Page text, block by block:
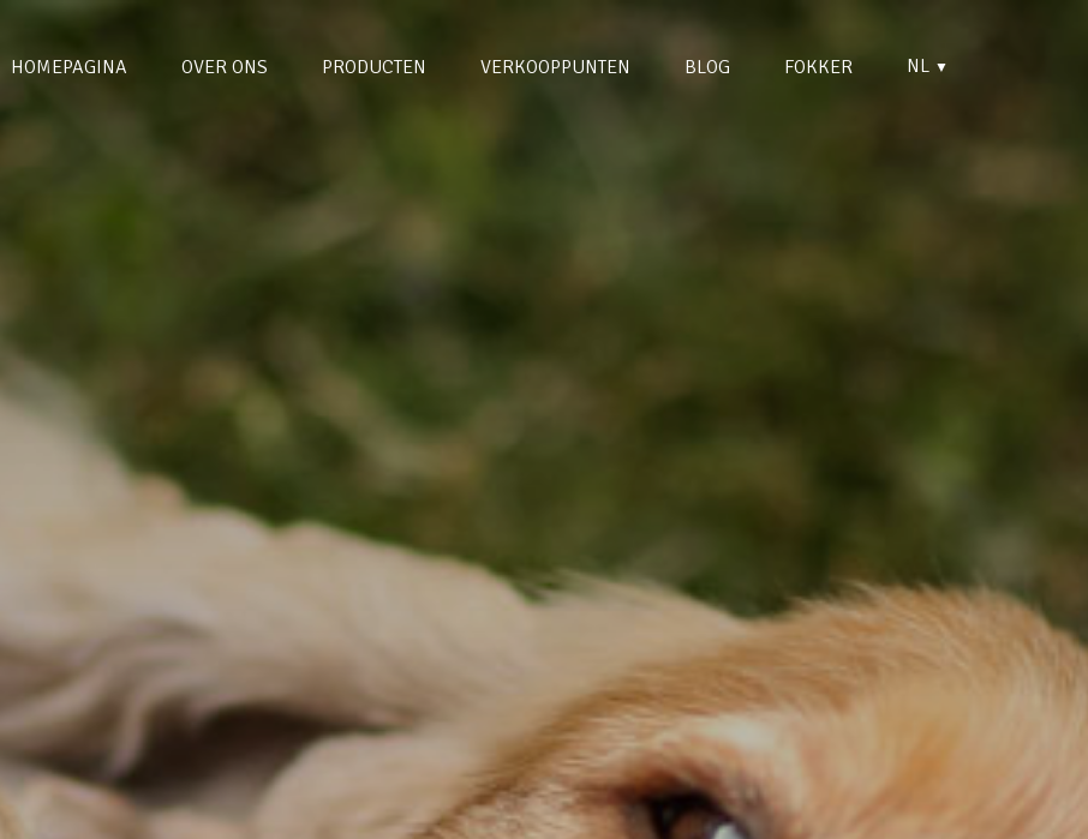
HOMEPAGINA OVER ONS PRODUCTEN VERKOOPPUNTEN BLOG FOKKER NL ▼